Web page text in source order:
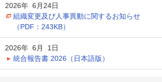
2026年 6月24日
組織変更及び人事異動に関するお知らせ
（PDF：243KB）
2026年 6月 1日
統合報告書 2026（日本語版）